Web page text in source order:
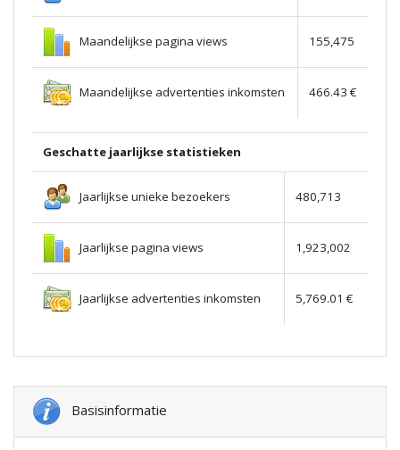
Maandelijkse pagina views 155,475
Maandelijkse advertenties inkomsten 466.43 €
Geschatte jaarlijkse statistieken
Jaarlijkse unieke bezoekers 480,713
Jaarlijkse pagina views 1,923,002
Jaarlijkse advertenties inkomsten 5,769.01 €
Basisinformatie